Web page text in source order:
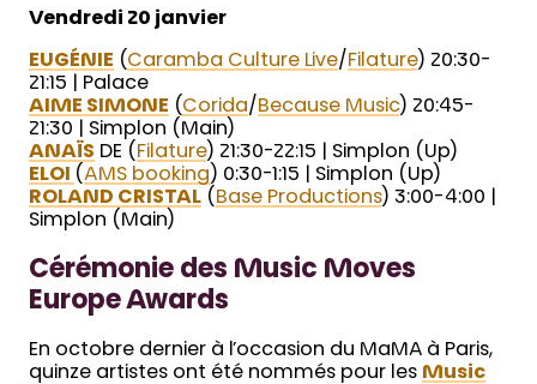
Vendredi 20 janvier
EUGÉNIE (Caramba Culture Live/Filature) 20:30-
21:15 | Palace
AIME SIMONE (Corida/Because Music) 20:45-
21:30 | Simplon (Main)
ANAÏS DE (Filature) 21:30-22:15 | Simplon (Up)
ELOI (AMS booking) 0:30-1:15 | Simplon (Up)
ROLAND CRISTAL (Base Productions) 3:00-4:00 |
Simplon (Main)
Cérémonie des Music Moves
Europe Awards
En octobre dernier à l’occasion du MaMA à Paris,
quinze artistes ont été nommés pour les Music